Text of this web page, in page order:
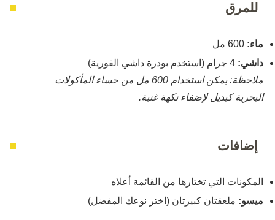
للمرق
ماء: 600 مل
داشي: 4 جرام (استخدم بودرة داشي الفورية)
ملاحظة: يمكن استخدام 600 مل من حساء المأكولات
البحرية كبديل لإضفاء نكهة غنية.
إضافات
المكونات التي تختارها من القائمة أعلاه
ميسو: ملعقتان كبيرتان (اختر نوعك المفضل)